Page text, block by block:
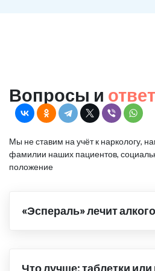
Вопросы и
Мы не ставим на учёт к наркологу,
фамилии наших пациентов,
положение
«Эспераль» лечит
Что лучше: таблетки